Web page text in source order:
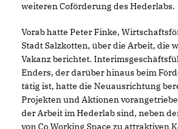
weiteren Coförderung des Hederlabs.
Vorab hatte Peter Finke,
Stadt Salzkotten, über die Arbeit, die
Vakanz berichtet.
Enders, der darüber hinaus beim
tätig ist, hatte die Neuausrichtung
Projekten und Aktionen
der Arbeit im Hederlab sind, neben
von Co Working Space zu attraktiven